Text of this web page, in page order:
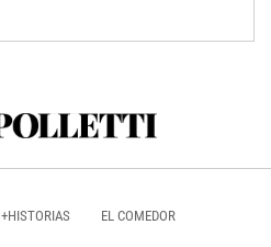
+HISTORIAS EL COMEDOR